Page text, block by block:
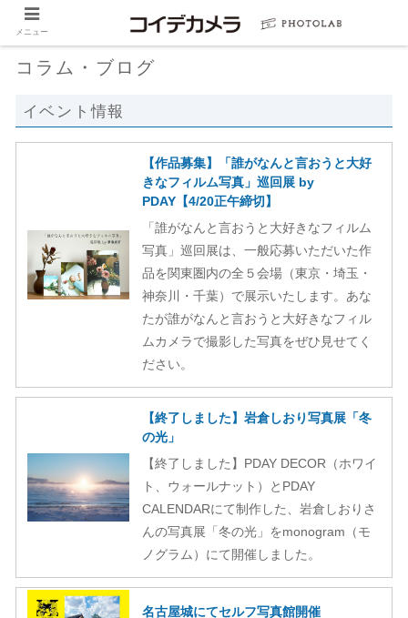
コラム・ブログ
イベント情報
【作品募集】「誰がなんと言おうと大好
きなフィルム写真」巡回展 by
PDAY【4/20正午締切】
「誰がなんと言おうと大好きなフィルム
写真」巡回展は、一般応募いただいた作
品を関東圏内の全５会場（東京・埼玉・
神奈川・千葉）で展示いたします。あな
たが誰がなんと言おうと大好きなフィル
ムカメラで撮影した写真をぜひ見せてく
ださい。
【終了しました】岩倉しおり写真展「冬
の光」
【終了しました】PDAY DECOR（ホワイ
ト、ウォールナット）とPDAY
CALENDARにて制作した、岩倉しおりさ
んの写真展「冬の光」をmonogram（モ
ノグラム）にて開催しました。
名古屋城にてセルフ写真館開催
メニュー